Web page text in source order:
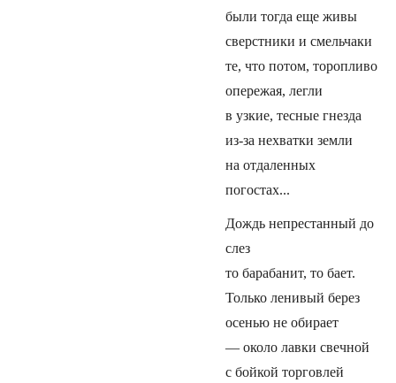
были тогда еще живы
сверстники и смельчаки
те, что потом, торопливо
опережая, легли
в узкие, тесные гнезда
из-за нехватки земли
на отдаленных
погостах...
Дождь непрестанный до
слез
то барабанит, то бает.
Только ленивый берез
осенью не обирает
— около лавки свечной
с бойкой торговлей